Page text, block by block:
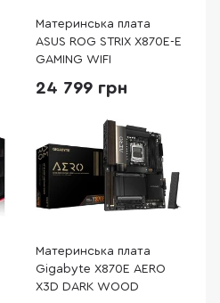
Материнська плата
ASUS ROG STRIX X870E-E
GAMING WIFI
24 799 грн
Материнська плата
Gigabyte X870E AERO
X3D DARK WOOD